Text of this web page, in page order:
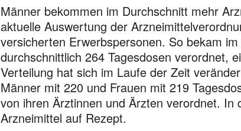
Männer bekommen im Durchschnitt mehr
aktuelle Aus­wertung der
versicherten Erwerbs­personen. So bekam
durchschnittlich 264 Tagesdosen verordnet,
Verteilung hat sich im Laufe der Zeit
Männer mit 220 und Frauen mit 219
von ihren Ärztinnen und Ärzten verordnet.
Arzneimittel auf Rezept.